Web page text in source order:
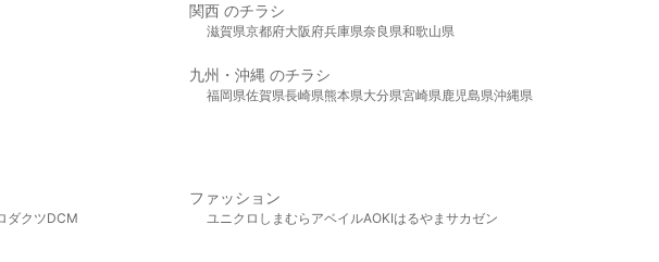
関西 のチラシ
滋賀県京都府大阪府兵庫県奈良県和歌山県
九州・沖縄 のチラシ
福岡県佐賀県長崎県熊本県大分県宮崎県鹿児島県沖縄県
ダクツDCM
ファッション
ユニクロ しまむら アベイルAOKIはるやま サカゼン